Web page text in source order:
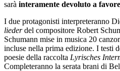
sarà interamente devoluto a
I due protagonisti interpreteranno
liederdel compositore Robert
Schumann mise in musica 20
incluse nella prima edizione. I testi
poesie della raccolta Lyrisches
Completeranno la serata brani di